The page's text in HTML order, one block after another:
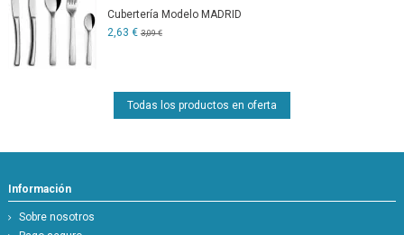
Cubertería Modelo MADRID
2,63 € 3,09 €
Todas los productos en oferta
Información
Sobre nosotros